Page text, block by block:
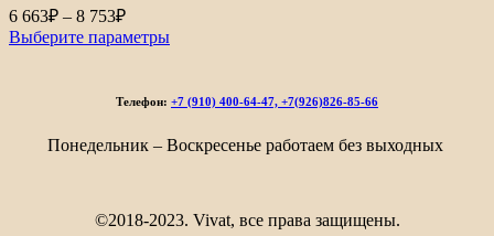
6 663₽ – 8 753₽Диапазон
цен:
6
753₽
Выберите параметры
Телефон: +7 (910) 400-64-47, +7(926)826-85-66
Понедельник – Воскресенье работаем без выходных
©2018-2023. Vivat, все права защищены.